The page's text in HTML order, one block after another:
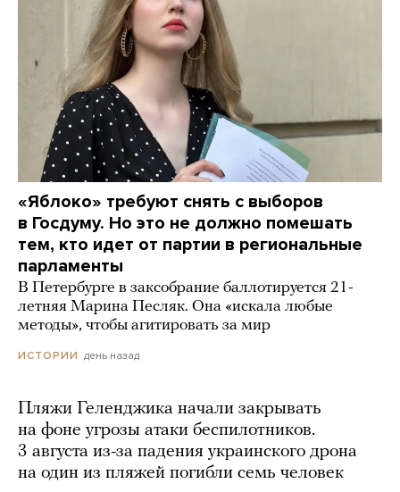
«Яблоко» требуют снять с выборов
в Госдуму. Но это не должно помешать
тем, кто идет от партии в региональные
парламенты
В Петербурге в заксобрание баллотируется 21-
летняя Марина Песляк. Она «искала любые
методы», чтобы агитировать за мир
ИСТОРИИ день назад
Пляжи Геленджика начали закрывать
на фоне угрозы атаки беспилотников.
3 августа из-за падения украинского дрона
на один из пляжей погибли семь человек